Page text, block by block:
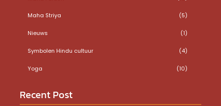
Maha Striya (5)
Nieuws (1)
Symbolen Hindu cultuur (4)
Yoga (10)
Recent Post